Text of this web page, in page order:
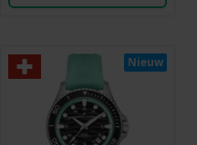
Nieuw